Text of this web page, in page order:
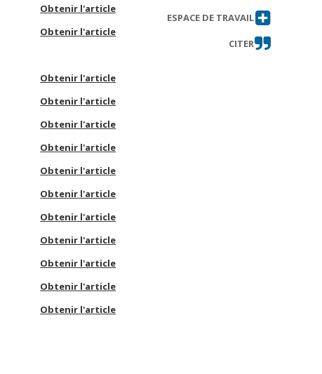
Obtenir l'article
Obtenir l'article
Obtenir l'article
Obtenir l'article
Obtenir l'article
Obtenir l'article
Obtenir l'article
Obtenir l'article
Obtenir l'article
Obtenir l'article
Obtenir l'article
Obtenir l'article
Obtenir l'article
ESPACE DE TRAVAIL
CITER